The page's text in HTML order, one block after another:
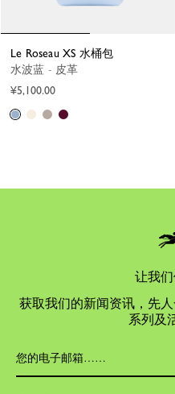
Le Roseau XS 水桶包
水波蓝 - 皮革
¥5,100.00
让我
获取我们的新闻资讯，先
系列及